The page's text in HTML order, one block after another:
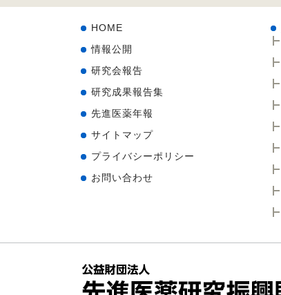
HOME
情報公開
研究会報告
研究成果報告集
先進医薬年報
サイトマップ
プライバシーポリシー
お問い合わせ